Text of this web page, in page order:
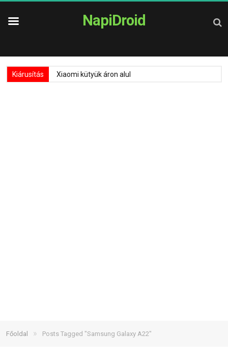
NapiDroid
Kiárusítás Xiaomi kütyük áron alul
Főoldal » Posts Tagged "Samsung Galaxy A22"